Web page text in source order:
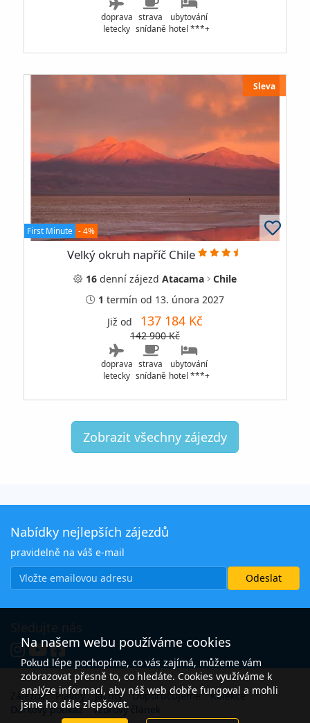
doprava
letecky
strava
snídaně
ubytování
hotel ***+
Sleva
First Minute - 4%
Velký okruh napříč Chile
16 denní zájezd Atacama
Chile
1 termín od 13. února 2027
Již od 137 184 Kč
142 900 Kč
doprava
letecky
strava
snídaně
ubytování
hotel ***+
Zobrazit všechny zájezdy
Nabídky nejlepších zájezdů
pravidelně na váš e-mail
Zájezdy Plavby Jachty Doporučujeme
Kolekce
Dárkový poukaz
Vzorový článek
Na našem webu používáme cookies
Pokud lépe pochopíme, co vás zajímá, můžeme vám
zobrazovat přesně to, co hledáte. Cookies využíváme k
analýze informací, aby náš web dobře fungoval a mohli
jsme ho dále zlepšovat.